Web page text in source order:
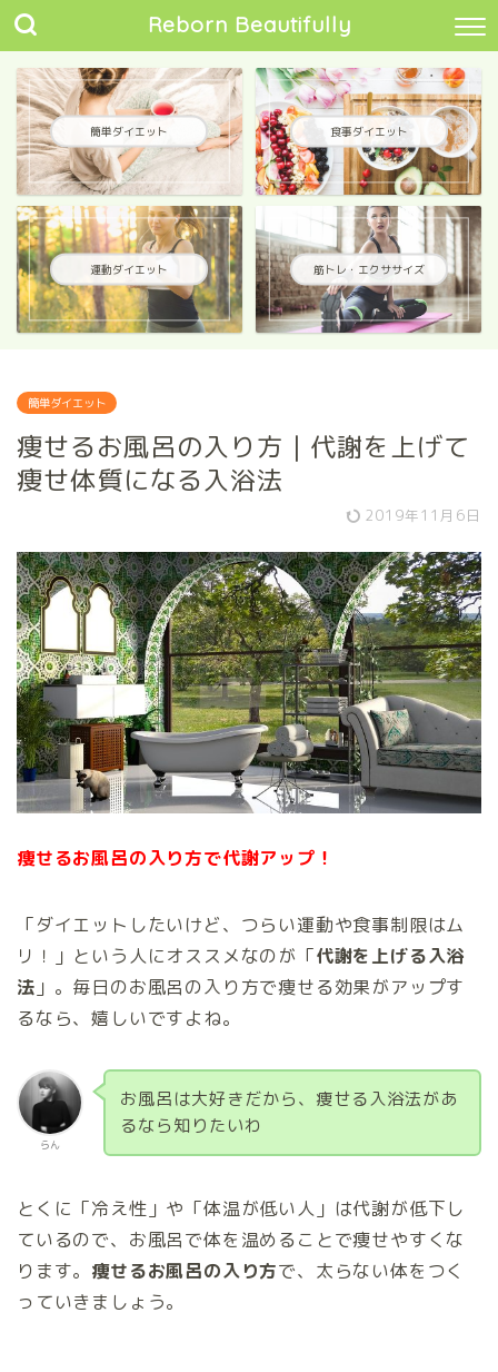
Reborn Beautifully
簡単ダイエット 食事ダイエット
運動ダイエット 筋トレ・エクササイズ
簡単ダイエット
痩せるお風呂の入り方｜代謝を上げて
痩せ体質になる入浴法
2019年11月6日
痩せるお風呂の入り方で代謝アップ！
「ダイエットしたいけど、つらい運動や食事制限はム
リ！」という人にオススメなのが「代謝を上げる入浴
法 」。毎日のお風呂の入り方で痩せる効果がアップす
るなら、嬉しいですよね。
らん
お風呂は大好きだから、痩せる入浴法があ
るなら知りたいわ
とくに「冷え性」や「体温が低い人」は代謝が低下し
ているので、お風呂で体を温めることで痩せやすくな
ります。 痩せるお風呂の入り方で、太らない体をつく
っていきましょう。